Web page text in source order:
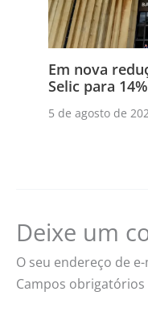
Em nova
Selic para
5 de agosto de
Deixe um
O seu endereço de
Campos